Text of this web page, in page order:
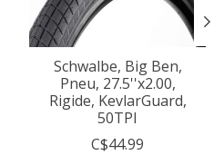
Schwalbe, Big Ben,
Pneu, 27.5''x2.00,
Rigide, KevlarGuard,
50TPI
C$44.99